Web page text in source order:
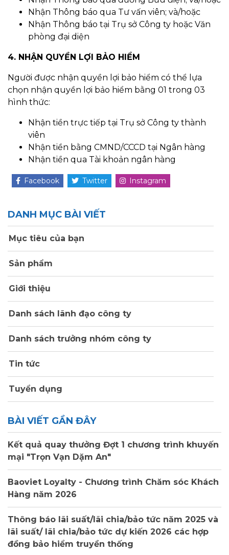
Nhận Thông báo qua Tư vấn viên; và/hoặc
Nhận Thông báo tại Trụ sở Công ty hoặc Văn
phòng đại diện
4. NHẬN QUYỀN LỢI BẢO HIỂM
Người được nhận quyền lợi bảo hiểm có thể lựa
chọn nhận quyền lợi bảo hiểm bằng 01 trong 03
hình thức:
Nhận tiền trực tiếp tại Trụ sở Công ty thành
viên
Nhận tiền bằng CMND/CCCD tại Ngân hàng
Nhận tiền qua Tài khoản ngân hàng
Facebook Twitter Instagram
DANH MỤC BÀI VIẾT
Mục tiêu của bạn
Sản phẩm
Giới thiệu
Danh sách lãnh đạo công ty
Danh sách trưởng nhóm công ty
Tin tức
Tuyển dụng
BÀI VIẾT GẦN ĐÂY
Kết quả quay thưởng Đợt 1 chương trình khuyến
mại "Trọn Vạn Dặm An"
Baoviet Loyalty - Chương trình Chăm sóc Khách
Hàng năm 2026
Thông báo lãi suất/lãi chia/bảo tức năm 2025 và
lãi suất/ lãi chia/bảo tức dự kiến 2026 các hợp
đồng bảo hiểm truyền thống